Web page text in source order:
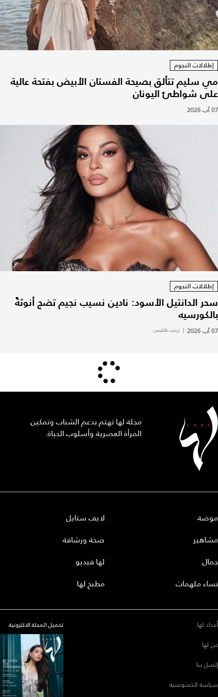
إطلالات النجوم
مي سليم تتألق بصيحة الفستان الأبيض بفتحة عالية
على شواطئ اليونان
07 آب 2026
إطلالات النجوم
سحر الدانتيل الأسود: نادين نسيب نجيم تضج أنوثةً
بالكورسيه
07 آب 2026 | زينب طليس
مجلة لها تهتم بدعم الشباب وتمكين
المرأة العصرية وأسلوب الحياة.
موضة
مشاهير
جمال
نساء ملهمات
لايف ستايل
صحة ورشاقة
لها فيديو
مطبخ لها
أعداد لها
عن لها
إتصل بنا
سياسة الخصوصية
تحميل المجلة الاكترونية